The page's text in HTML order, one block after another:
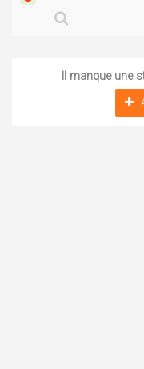
Il manque une